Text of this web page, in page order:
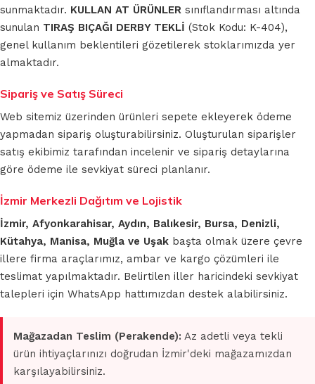
sunmaktadır. KULLAN AT ÜRÜNLER sınıflandırması altında
sunulan TIRAŞ BIÇAĞI DERBY TEKLİ (Stok Kodu: K-404),
genel kullanım beklentileri gözetilerek stoklarımızda yer
almaktadır.
Sipariş ve Satış Süreci
Web sitemiz üzerinden ürünleri sepete ekleyerek ödeme
yapmadan sipariş oluşturabilirsiniz. Oluşturulan siparişler
satış ekibimiz tarafından incelenir ve sipariş detaylarına
göre ödeme ile sevkiyat süreci planlanır.
İzmir Merkezli Dağıtım ve Lojistik
İzmir, Afyonkarahisar, Aydın, Balıkesir, Bursa, Denizli,
Kütahya, Manisa, Muğla ve Uşak başta olmak üzere çevre
illere firma araçlarımız, ambar ve kargo çözümleri ile
teslimat yapılmaktadır. Belirtilen iller haricindeki sevkiyat
talepleri için WhatsApp hattımızdan destek alabilirsiniz.
Mağazadan Teslim (Perakende): Az adetli veya tekli
ürün ihtiyaçlarınızı doğrudan İzmir'deki mağazamızdan
karşılayabilirsiniz.